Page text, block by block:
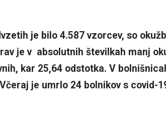
je bilo 4.587 vzorcev, so
je v absolutnih številkah manj
kar 25,64 odstotka. V
je umrlo 24 bolnikov s covid-